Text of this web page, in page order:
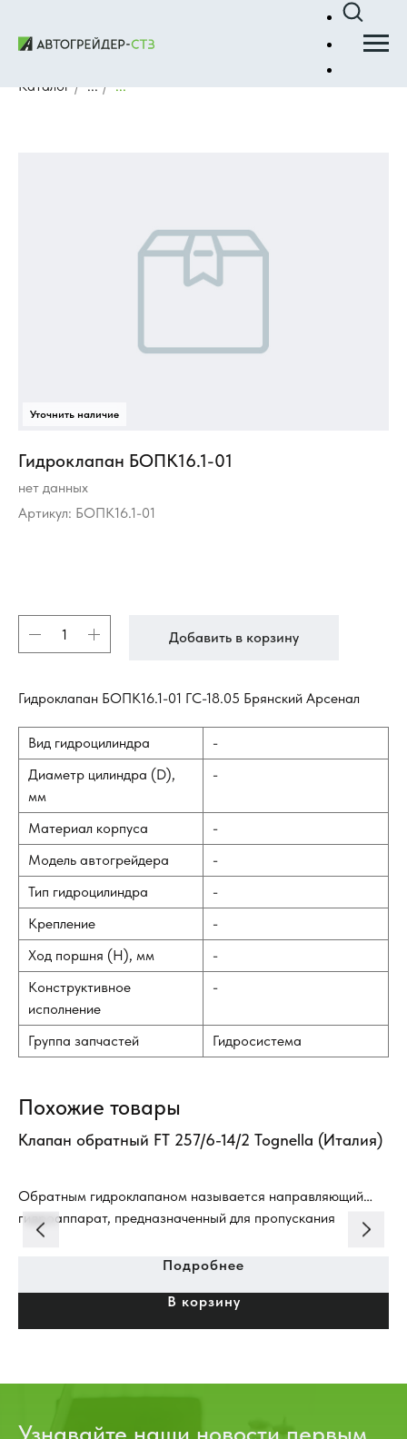
Каталог / ... / ...
Гидроклапан БОПК16.1-01
нет данных
Артикул: БОПК16.1-01
Добавить в корзину
Гидроклапан БОПК16.1-01 ГС-18.05 Брянский Арсенал
Вид гидроцилиндра
-
Диаметр цилиндра (D),
мм
-
Материал корпуса
-
Модель автогрейдера
-
Тип гидроцилиндра
-
Крепление
-
Ход поршня (H), мм
-
Конструктивное
исполнение
-
Группа запчастей Гидросистема
Похожие товары
Клапан обратный FT 257/6-14/2 Tognella (Италия)
Обратным гидроклапаном называется направляющий
гидроаппарат, предназначенный для пропускания
рабочей жидкости только в одном направлении.
Подробнее
В корзину
Узнавайте наши новости первым